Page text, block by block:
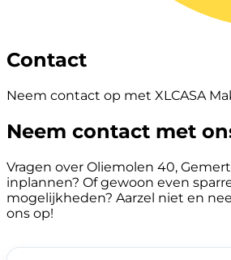
Contact
Neem contact op met XLCASA
Neem contact met
Vragen over Oliemolen 40,
inplannen? Of gewoon even
mogelijkheden? Aarzel niet en
ons op!